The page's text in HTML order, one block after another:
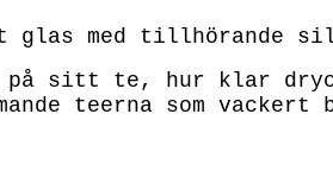
glas med tillhörande
sitt te, hur klar
teerna som